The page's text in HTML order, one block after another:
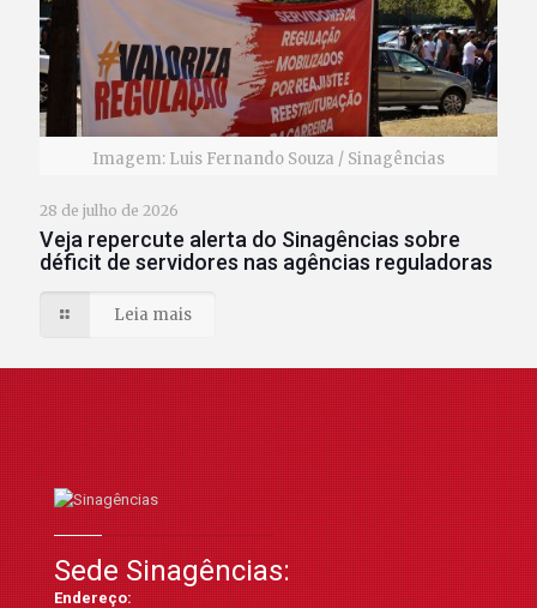
Imagem: Luis Fernando Souza / Sinagências
28 de julho de 2026
Veja repercute alerta do Sinagências sobre
déficit de servidores nas agências reguladoras
Leia mais
Sede Sinagências:
Endereço: